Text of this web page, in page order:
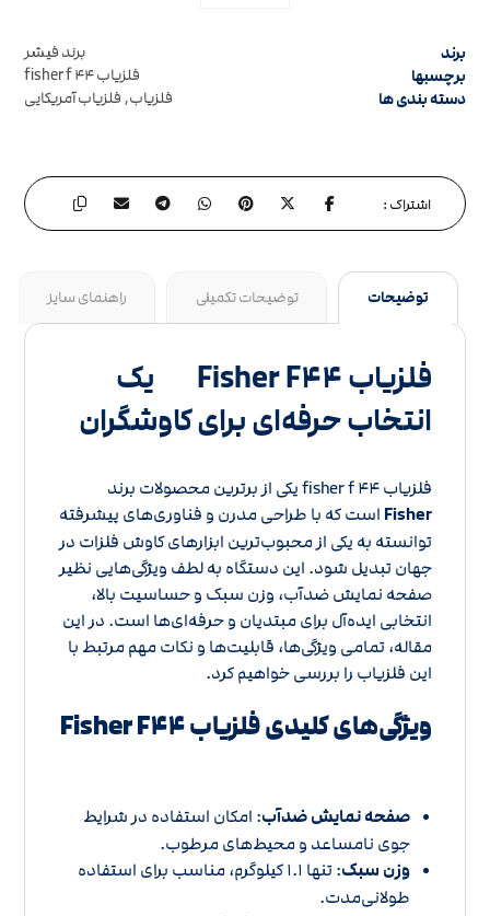
برند برند فیشر
برچسبها فلزیاب fisher f ۴۴
دسته بندی ها فلزیاب, فلزیاب آمریکایی
توضیحات توضیحات تکمیلی راهنمای سایز
فلزیاب Fisher F۴۴ یک
انتخاب حرفه‌ای برای کاوشگران
فلزیاب fisher f ۴۴ یکی از برترین محصولات برند
Fisher است که با طراحی مدرن و فناوری‌های پیشرفته
توانسته به یکی از محبوب‌ترین ابزارهای کاوش فلزات در
جهان تبدیل شود. این دستگاه به لطف ویژگی‌هایی نظیر
صفحه نمایش ضدآب، وزن سبک و حساسیت بالا،
انتخابی ایده‌آل برای مبتدیان و حرفه‌ای‌ها است. در این
مقاله، تمامی ویژگی‌ها، قابلیت‌ها و نکات مهم مرتبط با
این فلزیاب را بررسی خواهیم کرد.
ویژگی‌های کلیدی فلزیاب Fisher F۴۴
صفحه نمایش ضدآب: امکان استفاده در شرایط
جوی نامساعد و محیط‌های مرطوب.
وزن سبک
: تنها ۱.۱ کیلوگرم، مناسب برای استفاده
طولانی‌مدت.